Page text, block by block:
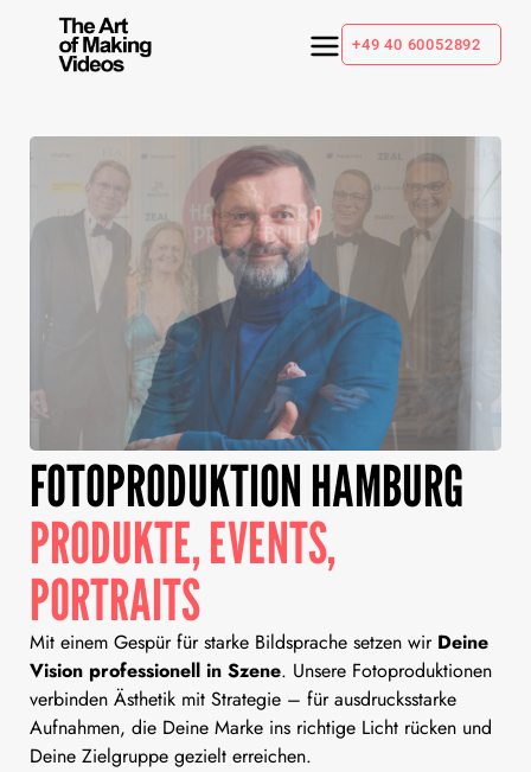
+49 40 60052892
FOTOPRODUKTION HAMBURG
PRODUKTE, EVENTS,
PORTRAITS
Mit einem Gespür für starke Bildsprache setzen wir Deine
Vision professionell in Szene. Unsere Fotoproduktionen
verbinden Ästhetik mit Strategie – für ausdrucksstarke
Aufnahmen, die Deine Marke ins richtige Licht rücken und
Deine Zielgruppe gezielt erreichen.